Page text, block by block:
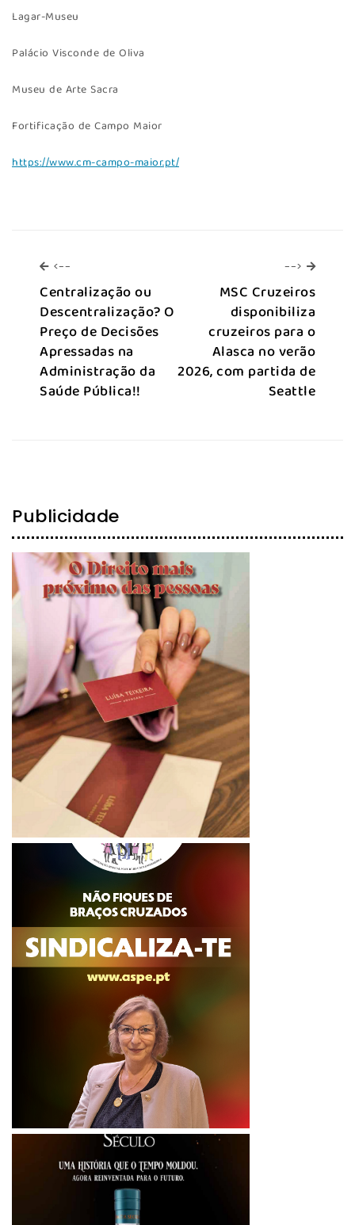
Lagar-Museu
Palácio Visconde de Oliva
Museu de Arte Sacra
Fortificação de Campo Maior
https://www.cm-campo-maior.pt/
<--
Centralização ou
Descentralização? O
Preço de Decisões
Apressadas na
Administração da
Saúde Pública!!
--> -->
MSC Cruzeiros
disponibiliza
cruzeiros para o
Alasca no verão
2026, com partida de
Seattle
Publicidade